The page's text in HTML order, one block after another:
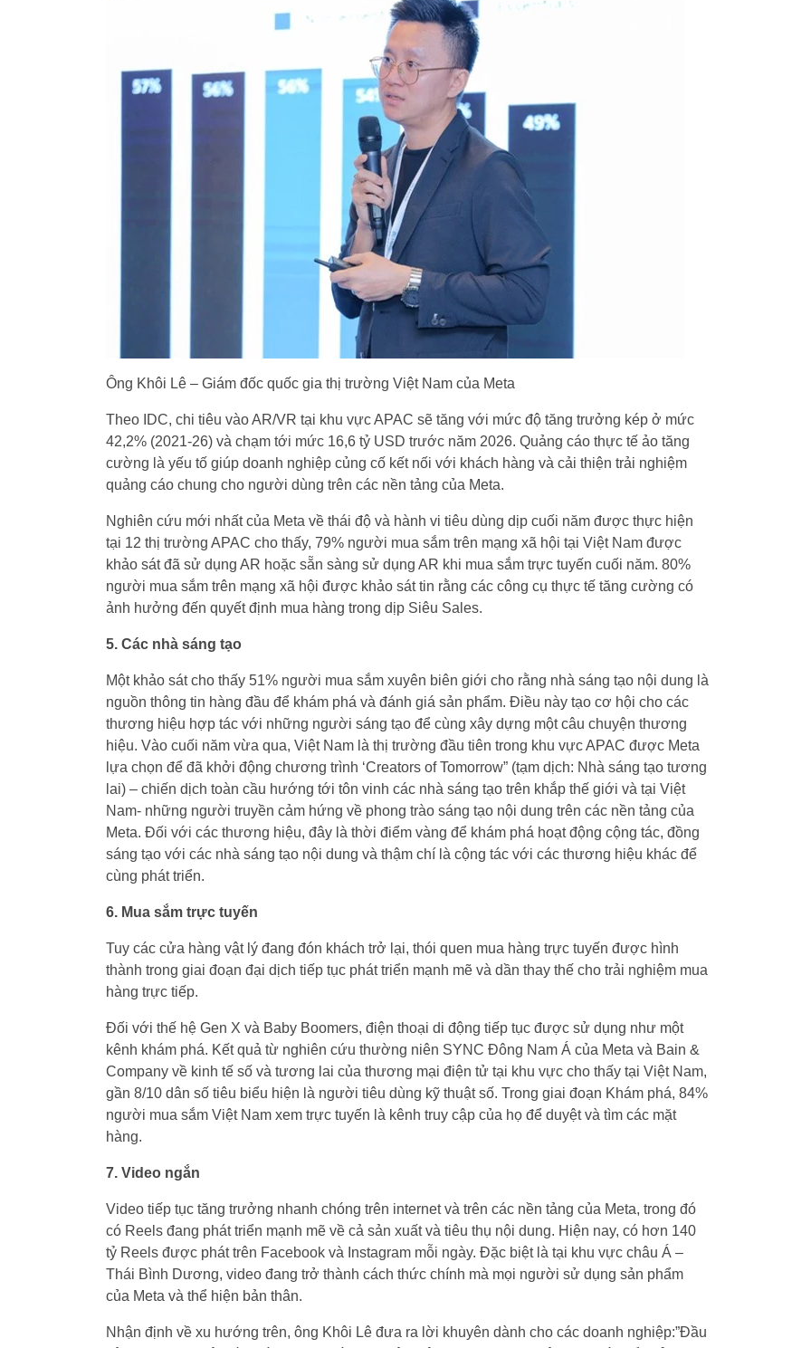
Ông Khôi Lê – Giám đốc quốc gia thị trường Việt Nam của Meta
Theo IDC, chi tiêu vào AR/VR tại khu vực APAC sẽ tăng với mức độ tăng trưởng kép ở mức
42,2% (2021-26) và chạm tới mức 16,6 tỷ USD trước năm 2026. Quảng cáo thực tế ảo tăng
cường là yếu tố giúp doanh nghiệp củng cố kết nối với khách hàng và cải thiện trải nghiệm
quảng cáo chung cho người dùng trên các nền tảng của Meta.
Nghiên cứu mới nhất của Meta về thái độ và hành vi tiêu dùng dịp cuối năm được thực hiện
tại 12 thị trường APAC cho thấy, 79% người mua sắm trên mạng xã hội tại Việt Nam được
khảo sát đã sử dụng AR hoặc sẵn sàng sử dụng AR khi mua sắm trực tuyến cuối năm. 80%
người mua sắm trên mạng xã hội được khảo sát tin rằng các công cụ thực tế tăng cường có
ảnh hưởng đến quyết định mua hàng trong dịp Siêu Sales.
5. Các nhà sáng tạo
Một khảo sát cho thấy 51% người mua sắm xuyên biên giới cho rằng nhà sáng tạo nội dung là
nguồn thông tin hàng đầu để khám phá và đánh giá sản phẩm. Điều này tạo cơ hội cho các
thương hiệu hợp tác với những người sáng tạo để cùng xây dựng một câu chuyện thương
hiệu. Vào cuối năm vừa qua, Việt Nam là thị trường đầu tiên trong khu vực APAC được Meta
lựa chọn để đã khởi động chương trình ‘Creators of Tomorrow” (tạm dịch: Nhà sáng tạo tương
lai) – chiến dịch toàn cầu hướng tới tôn vinh các nhà sáng tạo trên khắp thế giới và tại Việt
Nam- những người truyền cảm hứng về phong trào sáng tạo nội dung trên các nền tảng của
Meta. Đối với các thương hiệu, đây là thời điểm vàng để khám phá hoạt động cộng tác, đồng
sáng tạo với các nhà sáng tạo nội dung và thậm chí là cộng tác với các thương hiệu khác để
cùng phát triển.
6. Mua sắm trực tuyến
Tuy các cửa hàng vật lý đang đón khách trở lại, thói quen mua hàng trực tuyến được hình
thành trong giai đoạn đại dịch tiếp tục phát triển mạnh mẽ và dần thay thế cho trải nghiệm mua
hàng trực tiếp.
Đối với thế hệ Gen X và Baby Boomers, điện thoại di động tiếp tục được sử dụng như một
kênh khám phá. Kết quả từ nghiên cứu thường niên SYNC Đông Nam Á của Meta và Bain &
Company về kinh tế số và tương lai của thương mại điện tử tại khu vực cho thấy tại Việt Nam,
gần 8/10 dân số tiêu biểu hiện là người tiêu dùng kỹ thuật số. Trong giai đoạn Khám phá, 84%
người mua sắm Việt Nam xem trực tuyến là kênh truy cập của họ để duyệt và tìm các mặt
hàng.
7. Video ngắn
Video tiếp tục tăng trưởng nhanh chóng trên internet và trên các nền tảng của Meta, trong đó
có Reels đang phát triển mạnh mẽ về cả sản xuất và tiêu thụ nội dung. Hiện nay, có hơn 140
tỷ Reels được phát trên Facebook và Instagram mỗi ngày. Đặc biệt là tại khu vực châu Á –
Thái Bình Dương, video đang trở thành cách thức chính mà mọi người sử dụng sản phẩm
của Meta và thể hiện bản thân.
Nhận định về xu hướng trên, ông Khôi Lê đưa ra lời khuyên dành cho các doanh nghiệp:”Đầu